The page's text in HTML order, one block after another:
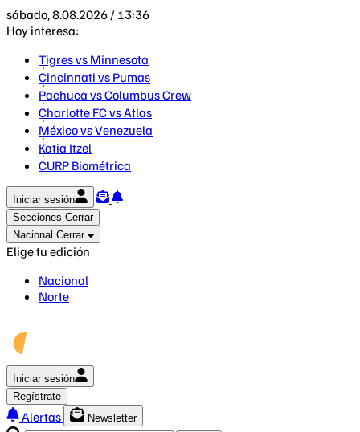
sábado, 8.08.2026 / 13:36
Hoy interesa:
Tigres vs Minnesota
Cincinnati vs Pumas
Pachuca vs Columbus Crew
Charlotte FC vs Atlas
México vs Venezuela
Katia Itzel
CURP Biométrica
Iniciar sesión
Secciones Cerrar
Nacional Cerrar
Elige tu edición
Nacional
Norte
Iniciar sesión
Regístrate
Alertas
Newsletter